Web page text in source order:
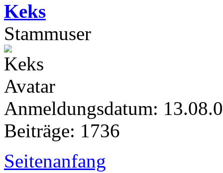
Keks
Stammuser
Anmeldungsdatum:
Beiträge: 1736
Seitenanfang